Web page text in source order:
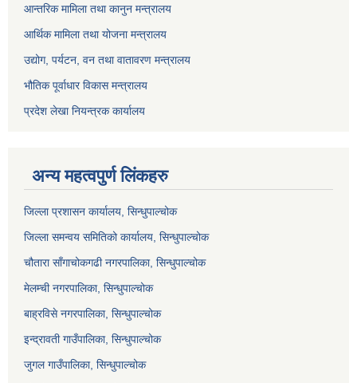
आन्तरिक मामिला तथा कानुन मन्त्रालय
आर्थिक मामिला तथा योजना मन्त्रालय
उद्योग, पर्यटन, वन तथा वातावरण मन्त्रालय
भौतिक पूर्वाधार विकास मन्त्रालय
प्रदेश लेखा नियन्त्रक कार्यालय
अन्य महत्वपुर्ण लिंकहरु
जिल्ला प्रशासन कार्यालय, सिन्धुपाल्चोक
जिल्ला समन्वय समितिको कार्यालय, सिन्धुपाल्चोक
चौतारा साँगाचोकगढी नगरपालिका, सिन्धुपाल्चोक
मेलम्ची नगरपालिका, सिन्धुपाल्चोक
बाह्रविसे नगरपालिका, सिन्धुपाल्चोक
इन्द्रावती गाउँपालिका, सिन्धुपाल्चोक
जुगल गाउँपालिका, सिन्धुपाल्चोक